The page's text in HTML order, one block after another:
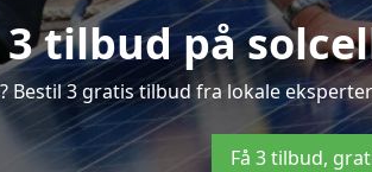
3 tilbud på
Bestil 3 gratis tilbud fra lokale
Få 3 tilbud,